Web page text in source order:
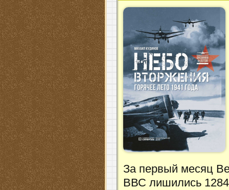
За первый месяц
ВВС лишились 1284